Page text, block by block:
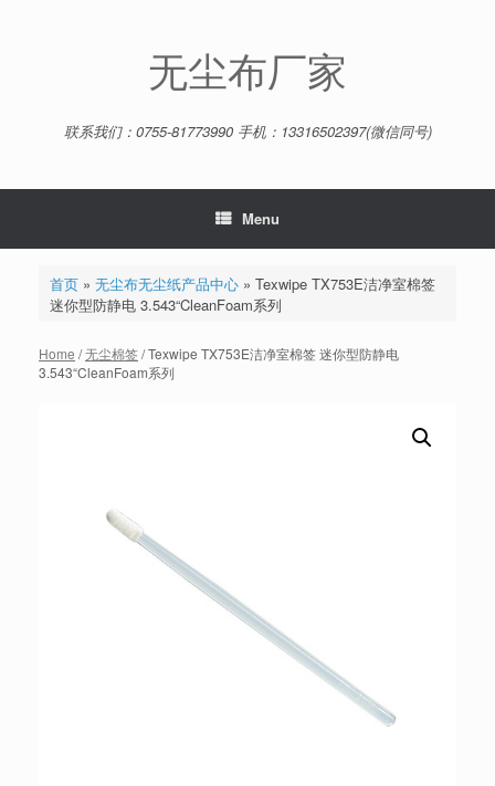
无尘布厂家
联系我们：0755-81773990 手机：13316502397(微信同号)
Menu
首页» 无尘布无尘纸产品中心» Texwipe TX753E洁净室棉签
迷你型防静电 3.543“CleanFoam系列
Home /无尘棉签/ Texwipe TX753E洁净室棉签 迷你型防静电
3.543“CleanFoam系列